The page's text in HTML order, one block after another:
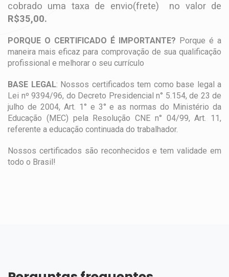
cobrado uma taxa de envio(frete) no valor de
R$35,00.
PORQUE O CERTIFICADO É IMPORTANTE? Porque é a
maneira mais eficaz para comprovação de sua qualificação
profissional e melhorar o seu currículo
BASE LEGAL: Nossos certificados tem como base legal a
Lei nº 9394/96, do Decreto Presidencial n° 5.154, de 23 de
julho de 2004, Art. 1° e 3° e as normas do Ministério da
Educação (MEC) pela Resolução CNE n° 04/99, Art. 11,
referente a educação continuada do trabalhador.
Nossos certificados são reconhecidos e tem validade em
todo o Brasil!